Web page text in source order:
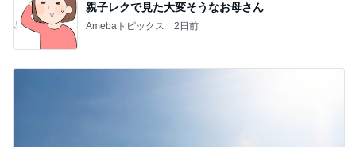
親子レクで見た大変そうなお母さん
Amebaトピックス 2日前